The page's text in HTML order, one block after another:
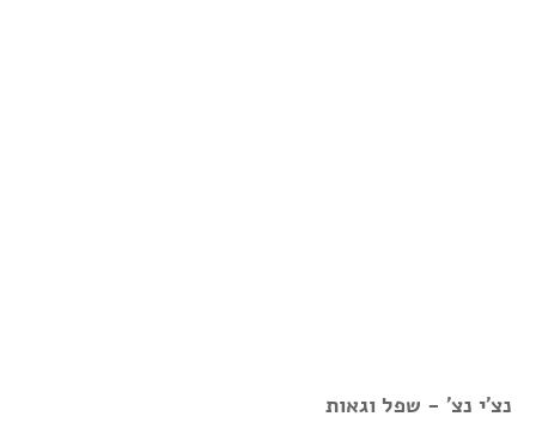
נצ'י נצ' - שפל וגאות